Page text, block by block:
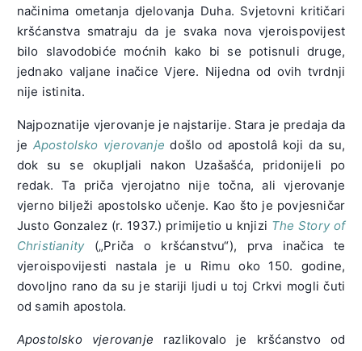
načinima ometanja djelovanja Duha. Svjetovni kritičari
kršćanstva smatraju da je svaka nova vjeroispovijest
bilo slavodobiće moćnih kako bi se potisnuli druge,
jednako valjane inačice Vjere. Nijedna od ovih tvrdnji
nije istinita.
Najpoznatije vjerovanje je najstarije. Stara je predaja da
je Apostolsko vjerovanje došlo od apostolâ koji da su,
dok su se okupljali nakon Uzašašća, pridonijeli po
redak. Ta priča vjerojatno nije točna, ali vjerovanje
vjerno bilježi apostolsko učenje. Kao što je povjesničar
Justo Gonzalez (r. 1937.) primijetio u knjizi The Story of
Christianity(„Priča o kršćanstvu“), prva inačica te
vjeroispovijesti nastala je u Rimu oko 150. godine,
dovoljno rano da su je stariji ljudi u toj Crkvi mogli čuti
od samih apostola.
Apostolsko vjerovanje razlikovalo je kršćanstvo od